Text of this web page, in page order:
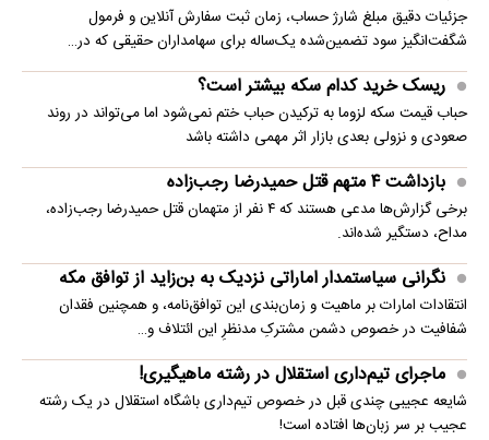
جزئیات دقیق مبلغ شارژ حساب، زمان ثبت سفارش آنلاین و فرمول
شگفت‌انگیز سود تضمین‌شده یک‌ساله برای سهامداران حقیقی که در…
ریسک خرید کدام سکه بیشتر است؟
حباب قیمت سکه لزوما به ترکیدن حباب ختم نمی‌شود اما می‌تواند در روند
صعودی و نزولی بعدی بازار اثر مهمی داشته باشد
بازداشت ۴ متهم قتل حمیدرضا رجب‌زاده
برخی گزارش‌ها مدعی هستند که ۴ نفر از متهمان قتل حمیدرضا رجب‌زاده،
مداح، دستگیر شده‌اند.
نگرانی سیاستمدار اماراتی نزدیک به بن‌زاید از توافق مکه
انتقادات امارات بر ماهیت و زمان‌بندی این توافق‌نامه، و همچنین فقدان
شفافیت در خصوص دشمن مشترکِ مدنظرِ این ائتلاف و…
ماجرای تیم‌داری استقلال در رشته ماهیگیری!
شایعه عجیبی چندی قبل در خصوص تیم‌داری باشگاه استقلال در یک رشته
عجیب بر سر زبان‌ها افتاده است!